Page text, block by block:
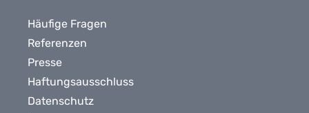
Häufige Fragen
Referenzen
Presse
Haftungsausschluss
Datenschutz